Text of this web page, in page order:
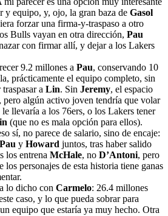
y equipo, y, ojo, la gran baza de Gasol
forzar una firma-y-traspaso a otro
Bulls vayan en otra dirección, Pau
con firmar allí, y dejar a los Lakers
9.2 millones a Pau, conservando 10
prácticamente el equipo completo, sin
a Lin. Sin Jeremy, el espacio
pero algún activo joven tendría que volar
llevaría a los 76ers, o los Lakers tener
(que no es mala opción para ellos).
sí, no parece de salario, sino de encaje:
Pau y Howard juntos, tras haber salido
los entrena McHale, no D’Antoni, pero
los personajes de esta historia tiene ganas
lo dicho con Carmelo: 26.4 millones
caso, y lo que pueda sobrar para
equipo que estaría ya muy hecho. Otra